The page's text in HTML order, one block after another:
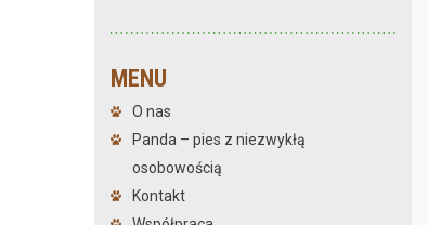
MENU
O nas
Panda – pies z niezwykłą
osobowością
Kontakt